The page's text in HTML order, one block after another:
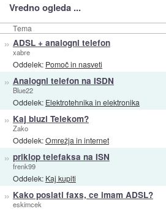
Vredno ogleda ...
Tema
» ADSL + analogni telefon
xabre
Oddelek: Pomoč in nasveti
» Analogni telefon na ISDN
Blue22
Oddelek: Elektrotehnika in elektronika
» Kaj bluzi Telekom?
Zako
Oddelek:Omrežja in internet
» priklop telefaksa na ISN
frenk99
Oddelek: Kaj kupiti
» Kako poslati faxs, ce imam ADSL?
eskimcek